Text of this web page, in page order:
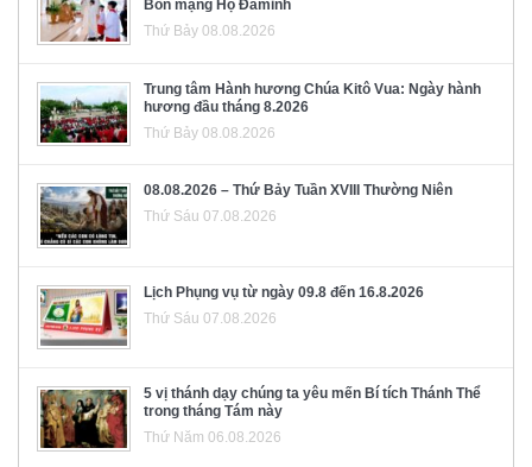
Bổn mạng Họ Đaminh
Thứ Bảy 08.08.2026
Trung tâm Hành hương Chúa Kitô Vua: Ngày hành
hương đầu tháng 8.2026
Thứ Bảy 08.08.2026
08.08.2026 – Thứ Bảy Tuần XVIII Thường Niên
Thứ Sáu 07.08.2026
Lịch Phụng vụ từ ngày 09.8 đến 16.8.2026
Thứ Sáu 07.08.2026
5 vị thánh dạy chúng ta yêu mến Bí tích Thánh Thể
trong tháng Tám này
Thứ Năm 06.08.2026